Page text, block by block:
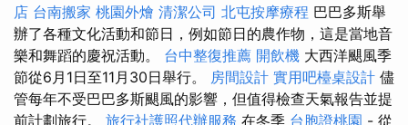
店 台南搬家 桃園外燴 清潔公司 北屯按摩療程 巴巴多斯舉
辦了各種文化活動和節日，例如節日的農作物，這是當地音
樂和舞蹈的慶祝活動。 台中整復推薦 開飲機 大西洋颶風季
節從6月1日至11月30日舉行。 房間設計 實用吧檯桌設計 儘
管每年不受巴巴多斯颶風的影響，但值得檢查天氣報告並提
前計劃旅行。 旅行社護照代辦服務 在冬季 台胞證桃園 - 從